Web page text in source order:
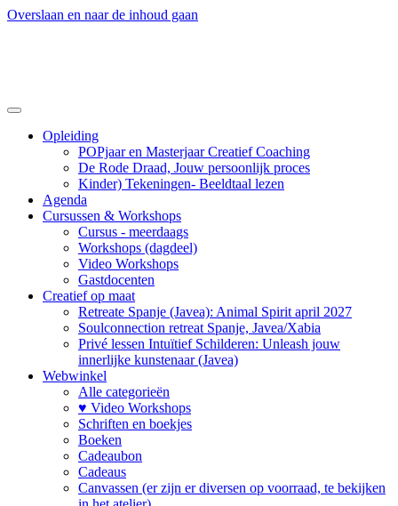
Overslaan en naar de inhoud gaan
Opleiding
POPjaar en Masterjaar Creatief Coaching
De Rode Draad, Jouw persoonlijk proces
Kinder) Tekeningen- Beeldtaal lezen
Agenda
Cursussen & Workshops
Cursus - meerdaags
Workshops (dagdeel)
Video Workshops
Gastdocenten
Creatief op maat
Retreate Spanje (Javea): Animal Spirit april 2027
Soulconnection retreat Spanje, Javea/Xabia
Privé lessen Intuïtief Schilderen: Unleash jouw
innerlijke kunstenaar (Javea)
Webwinkel
Alle categorieën
♥ Video Workshops
Schriften en boekjes
Boeken
Cadeaubon
Cadeaus
Canvassen (er zijn er diversen op voorraad, te bekijken